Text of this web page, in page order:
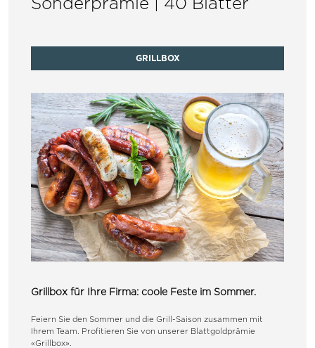
GRILLBOX
Grillbox für Ihre Firma: coole Feste im Sommer.
Feiern Sie den Sommer und die Grill-Saison zusammen mit
Ihrem Team. Profitieren Sie von unserer Blattgoldprämie
«Grillbox».